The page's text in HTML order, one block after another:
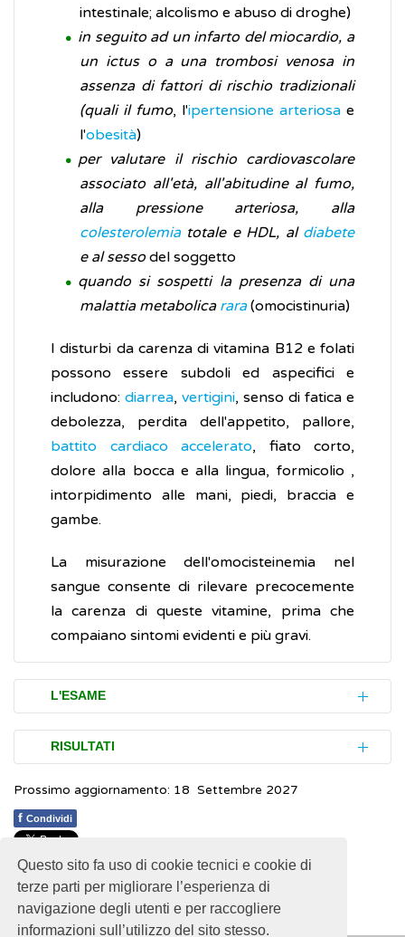
Questo sito fa uso di cookie tecnici e cookie di
terze parti per migliorare l’esperienza di
navigazione degli utenti e per raccogliere
informazioni sull’utilizzo del sito stesso.
intestinale; alcolismo e abuso di droghe)
in seguito ad un infarto del miocardio, a
un ictus o a una trombosi venosa in
assenza di fattori di rischio tradizionali
(quali il fumo, l'ipertensione arteriosa e
l'obesità)
per valutare il rischio cardiovascolare
associato all'età, all'abitudine al fumo,
alla pressione arteriosa, alla
colesterolemiatotale e HDL, al diabete
e al sessodel soggetto
quando si sospetti la presenza di una
malattia metabolica rara(omocistinuria)
I disturbi da carenza di vitamina B12 e folati
possono essere subdoli ed aspecifici e
includono: diarrea, vertigini, senso di fatica e
debolezza, perdita dell'appetito, pallore,
battito cardiaco accelerato, fiato corto,
dolore alla bocca e alla lingua, formicolio ,
intorpidimento alle mani, piedi, braccia e
gambe.
La misurazione dell'omocisteinemia nel
sangue consente di rilevare precocemente
la carenza di queste vitamine, prima che
compaiano sintomi evidenti e più gravi.
L'ESAME
Per eseguire l'esame è necessaria una
piccola quantità (campione) di sangue
venoso . In genere, viene raccomandato di
stare a digiuno per 10-12 ore, di stare a
riposo e di astenersi dal fumo per almeno
15 minuti prima di sottoporsi al prelievo di
sangue.
RISULTATI
I valori normalidi omocisteina nel sangue, sia
per uomini che per donne, giovani e adulti,
sono compresi tra 5-12 micro-moli per litro.
Valori elevati possono indicare uno stato di
malnutrizione o la carenza di vitamina B12 e
Prossimo aggiornamento: 18 Settembre 2027
f Condividi
1 1 1 1 1 Rating 2.96 (131 Votes)